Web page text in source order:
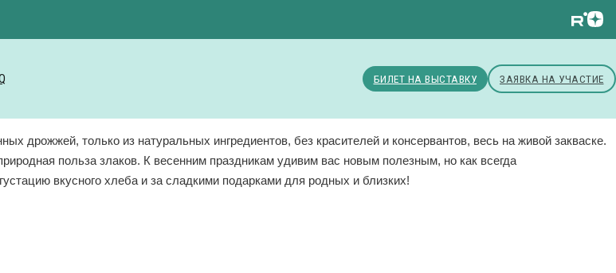
БИЛЕТ НА ВЫСТАВКУ ЗАЯВКА НА УЧАСТИЕ
только из натуральных ингредиентов, без красителей и консервантов, весь на живой закваске.
польза злаков. К весенним праздникам удивим вас новым полезным, но как всегда
вкусного хлеба и за сладкими подарками для родных и близких!